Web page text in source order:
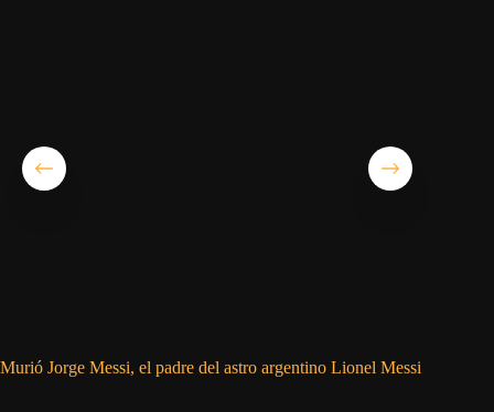
Murió Jorge Messi, el padre del astro argentino Lionel Messi